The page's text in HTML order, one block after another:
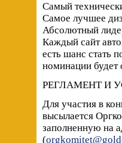
Самый
Самое лучшее
Абсолютный
Каждый сайт
есть шанс стать
номинации будет
РЕГЛАМЕНТ И
Для участия в
высылается
заполненную на
(